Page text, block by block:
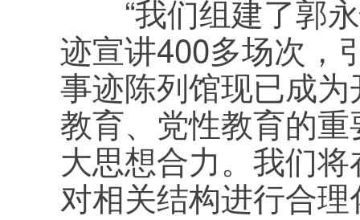
“我们组建了郭永
迹宣讲400多场次，
事迹陈列馆现已成
教育、党性教育的
大思想合力。我们
对相关结构进行合理